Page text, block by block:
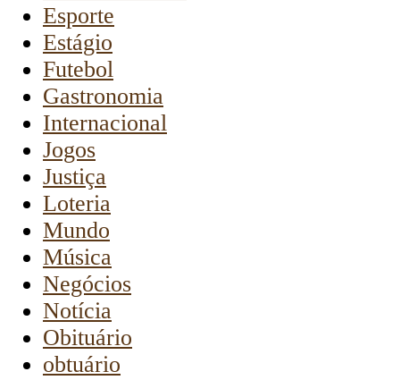
Esporte
Estágio
Futebol
Gastronomia
Internacional
Jogos
Justiça
Loteria
Mundo
Música
Negócios
Notícia
Obituário
obtuário